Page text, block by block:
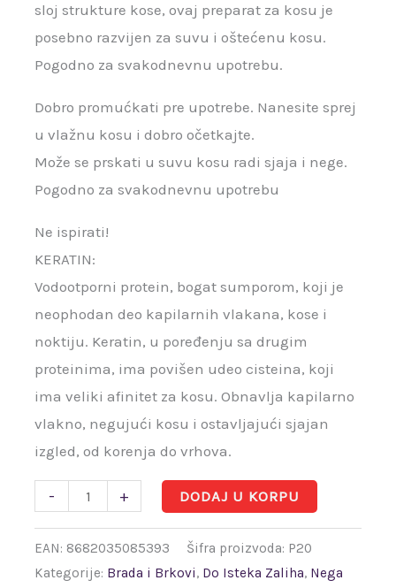
sloj strukture kose, ovaj preparat za kosu je
posebno razvijen za suvu i oštećenu kosu.
Pogodno za svakodnevnu upotrebu.
Dobro promućkati pre upotrebe. Nanesite sprej
u vlažnu kosu i dobro očetkajte.
Može se prskati u suvu kosu radi sjaja i nege.
Pogodno za svakodnevnu upotrebu
Ne ispirati!
KERATIN:
Vodootporni protein, bogat sumporom, koji je
neophodan deo kapilarnih vlakana, kose i
noktiju. Keratin, u poređenju sa drugim
proteinima, ima povišen udeo cisteina, koji
ima veliki afinitet za kosu. Obnavlja kapilarno
vlakno, negujući kosu i ostavljajući sjajan
izgled, od korenja do vrhova.
- + DODAJ U KORPU
EAN: 8682035085393 Šifra proizvoda: P20
Kategorije: Brada i Brkovi, Do Isteka Zaliha, Nega